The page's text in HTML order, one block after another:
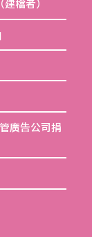
（建檔者）
廣告公司捐